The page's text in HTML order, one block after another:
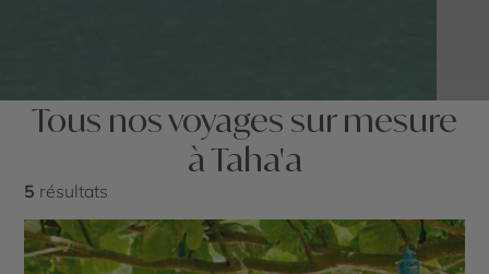
Tous nos voyages sur mesure
à Taha'a
5 résultats